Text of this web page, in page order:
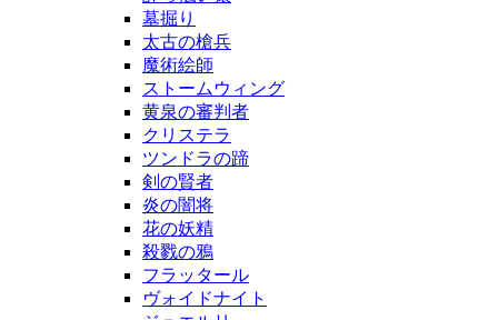
墓掘り
太古の槍兵
魔術絵師
ストームウィング
黄泉の審判者
クリステラ
ツンドラの蹄
剣の賢者
炎の闇将
花の妖精
殺戮の鴉
フラッタール
ヴォイドナイト